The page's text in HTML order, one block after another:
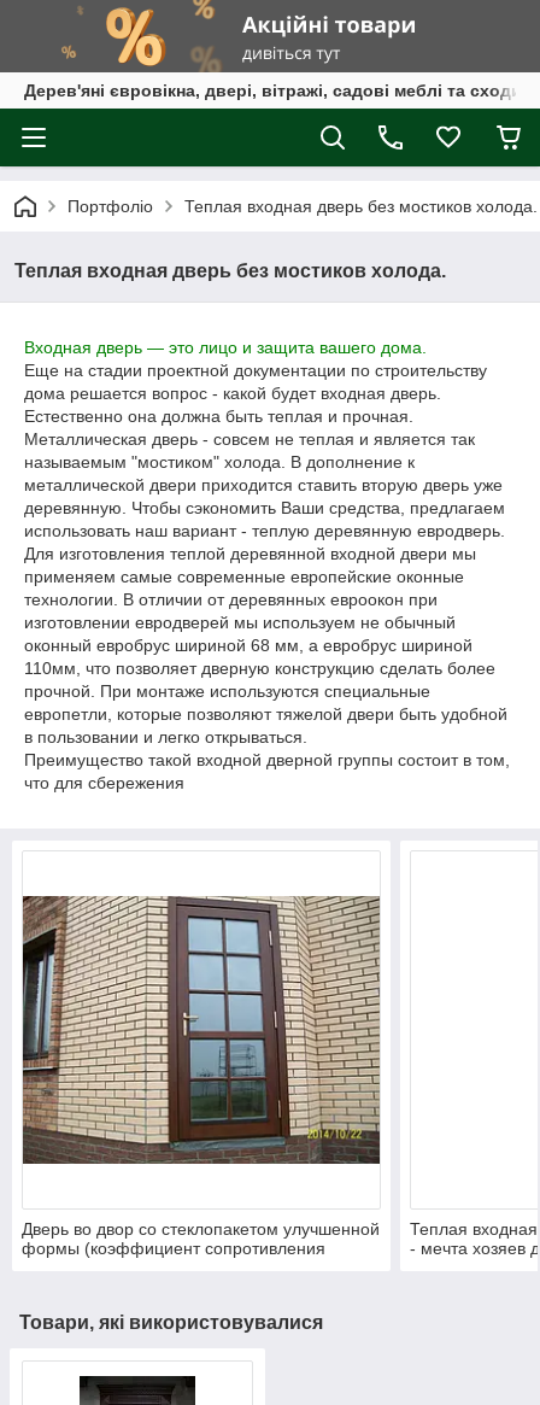
Дерев'яні євровікна, двері, вітражі, садові меблі та сходи
Портфоліо Теплая входная дверь без мостиков холода.
Теплая входная дверь без мостиков холода.
Входная дверь — это лицо и защита вашего дома.
Еще на стадии проектной документации по строительству
дома решается вопрос - какой будет входная дверь.
Естественно она должна быть теплая и прочная.
Металлическая дверь - совсем не теплая и является так
называемым "мостиком" холода. В дополнение к
металлической двери приходится ставить вторую дверь уже
деревянную. Чтобы сэкономить Ваши средства, предлагаем
использовать наш вариант - теплую деревянную евродверь.
Для изготовления теплой деревянной входной двери мы
применяем самые современные европейские оконные
технологии. В отличии от деревянных евроокон при
изготовлении евродверей мы используем не обычный
оконный евробрус шириной 68 мм, а евробрус шириной
110мм, что позволяет дверную конструкцию сделать более
прочной. При монтаже используются специальные
европетли, которые позволяют тяжелой двери быть удобной
в пользовании и легко открываться.
Преимущество такой входной дверной группы состоит в том,
что для сбережения
Дверь во двор со стеклопакетом улучшенной
формы (коэффициент сопротивления
Теплая
- мечта хозяев
Товари, які використовувалися